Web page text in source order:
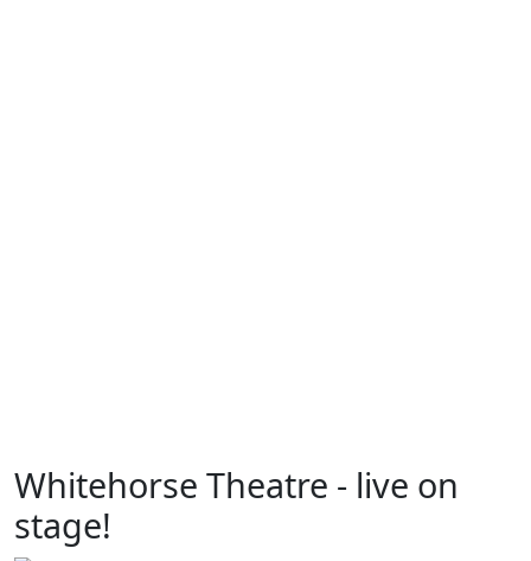
Whitehorse Theatre - live on
stage!